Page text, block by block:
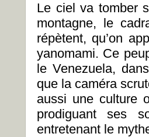
Le ciel va tomber
montagne, le
répètent, qu’on
yanomami. Ce
le Venezuela,
que la caméra
aussi une culture
prodiguant ses
entretenant le